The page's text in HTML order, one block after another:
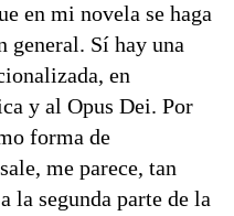
en mi novela se haga
general. Sí hay una
en
y al Opus Dei. Por
forma de
me parece, tan
la segunda parte de la